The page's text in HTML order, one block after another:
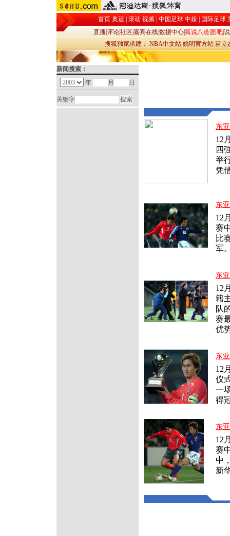
首页 奥运| 滚动 视频| 中国足球 中超 国际足球
直播评论社区 嘉宾在线数据中心狐说八道 图吧
搜狐独家承建： NBA中文站 姚明官方站 苗立
新闻搜索：
年
月 日
关键字
东
12
四
举
凭
东
12
赛
比
军
东
12
籍
队
赛
优
东
12
仪
一
得
东
12
赛
中
新